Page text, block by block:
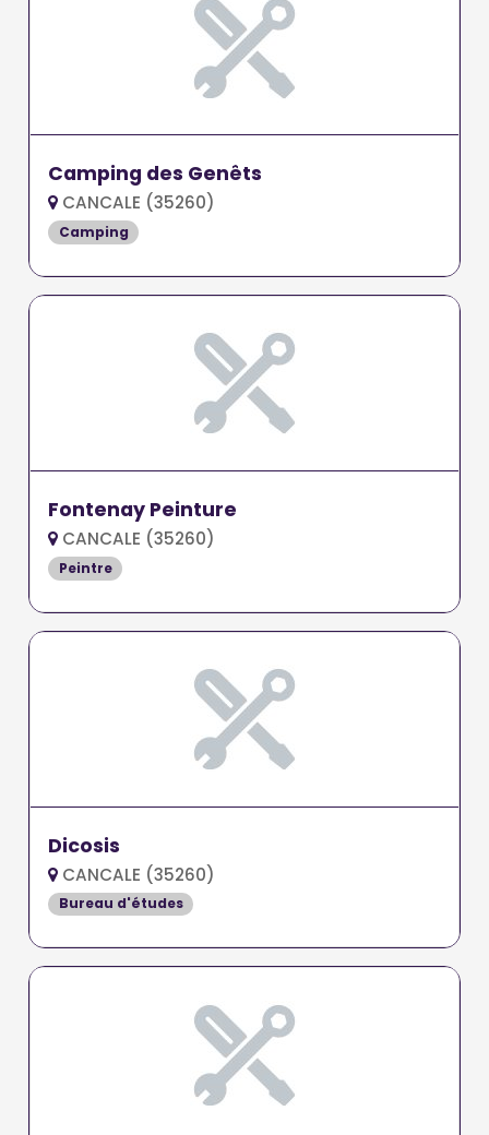
Camping des Genêts
CANCALE (35260)
Camping
Fontenay Peinture
CANCALE (35260)
Peintre
Dicosis
CANCALE (35260)
Bureau d'études